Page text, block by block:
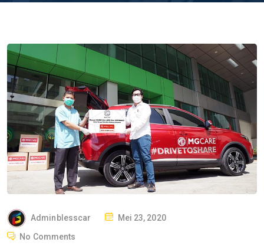
Adminblesscar
PMei 23, 2020
No Comments